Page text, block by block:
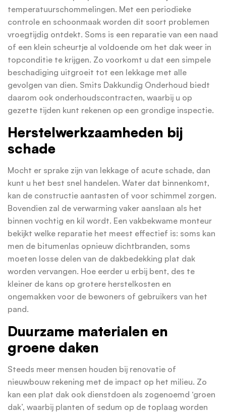
temperatuurschommelingen. Met een periodieke
controle en schoonmaak worden dit soort problemen
vroegtijdig ontdekt. Soms is een reparatie van een naad
of een klein scheurtje al voldoende om het dak weer in
topconditie te krijgen. Zo voorkomt u dat een simpele
beschadiging uitgroeit tot een lekkage met alle
gevolgen van dien. Smits Dakkundig Onderhoud biedt
daarom ook onderhoudscontracten, waarbij u op
gezette tijden kunt rekenen op een grondige inspectie.
Herstelwerkzaamheden bij
schade
Mocht er sprake zijn van lekkage of acute schade, dan
kunt u het best snel handelen. Water dat binnenkomt,
kan de constructie aantasten of voor schimmel zorgen.
Bovendien zal de verwarming vaker aanslaan als het
binnen vochtig en kil wordt. Een vakbekwame monteur
bekijkt welke reparatie het meest effectief is: soms kan
men de bitumenlas opnieuw dichtbranden, soms
moeten losse delen van de dakbedekking plat dak
worden vervangen. Hoe eerder u erbij bent, des te
kleiner de kans op grotere herstelkosten en
ongemakken voor de bewoners of gebruikers van het
pand.
Duurzame materialen en
groene daken
Steeds meer mensen houden bij renovatie of
nieuwbouw rekening met de impact op het milieu. Zo
kan een plat dak ook dienstdoen als zogenoemd ‘groen
dak’, waarbij planten of sedum op de toplaag worden